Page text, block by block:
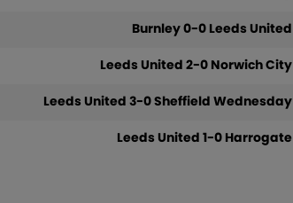
Burnley 0-0 Leeds United
Leeds United 2-0 Norwich City
Leeds United 3-0 Sheffield Wednesday
Leeds United 1-0 Harrogate